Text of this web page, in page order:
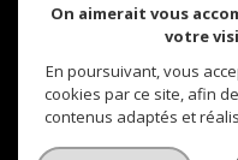
On aimerait vous
votre
En poursuivant, vous
cookies par ce site, afin
contenus adaptés et